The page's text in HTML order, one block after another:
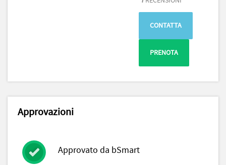
CONTATTA
PRENOTA
Approvazioni
Approvato da bSmart